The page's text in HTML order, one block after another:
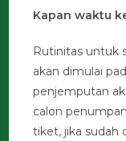
Kapan waktu
Rutinitas untuk
akan dimulai
penjemputan
calon
tiket, jika sudah